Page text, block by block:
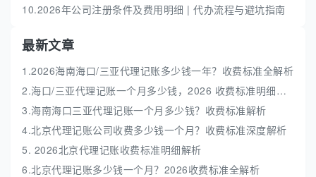
10.2026年公司注册条件及费用明细 | 代办流程与避坑指南
最新文章
1.2026海南海口/三亚代理记账多少钱一年？收费标准全解析
2.海口/三亚代理记账一个月多少钱，2026 收费标准明细解析
3.海南海口三亚代理记账一个月多少钱？收费标准解析
4.北京代理记账公司收费多少钱一个月？收费标准深度解析
5. 2026北京代理记账收费标准明细解析
6.北京代理记账多少钱一个月？2026收费标准全解析